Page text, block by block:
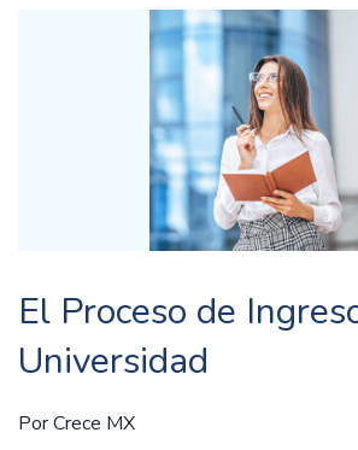
El Proceso de
Universidad
PorCrece MX